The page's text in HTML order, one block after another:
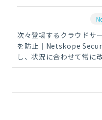
次々登場するクラウドサ
を防止｜Netskope
し、状況に合わせて常に